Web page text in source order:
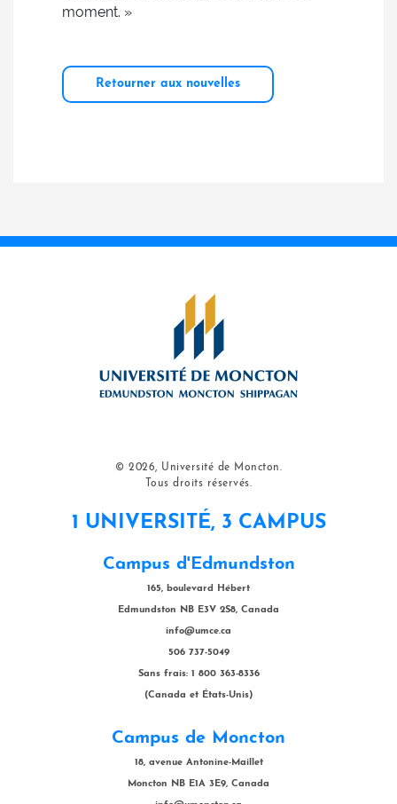
moment. »
Retourner aux nouvelles
© 2026, Université de Moncton.
Tous droits réservés.
1 UNIVERSITÉ, 3 CAMPUS
Campus d'Edmundston
165, boulevard Hébert
Edmundston NB E3V 2S8, Canada
info@umce.ca
506 737-5049
Sans frais: 1 800 363-8336
(Canada et États-Unis)
Campus de Moncton
18, avenue Antonine-Maillet
Moncton NB E1A 3E9, Canada